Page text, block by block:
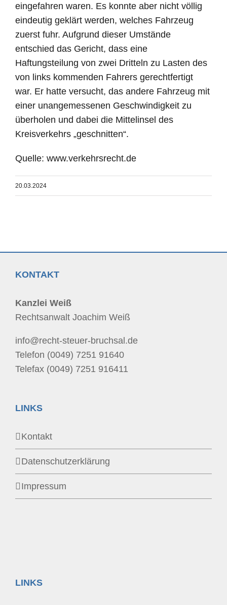
eingefahren waren. Es konnte aber nicht völlig
eindeutig geklärt werden, welches Fahrzeug
zuerst fuhr. Aufgrund dieser Umstände
entschied das Gericht, dass eine
Haftungsteilung von zwei Dritteln zu Lasten des
von links kommenden Fahrers gerechtfertigt
war. Er hatte versucht, das andere Fahrzeug mit
einer unangemessenen Geschwindigkeit zu
überholen und dabei die Mittelinsel des
Kreisverkehrs „geschnitten“.
Quelle: www.verkehrsrecht.de
20.03.2024
KONTAKT
Kanzlei Weiß
Rechtsanwalt Joachim Weiß
info@recht-steuer-bruchsal.de
Telefon (0049) 7251 91640
Telefax (0049) 7251 916411
LINKS
Kontakt
Datenschutzerklärung
Impressum
LINKS